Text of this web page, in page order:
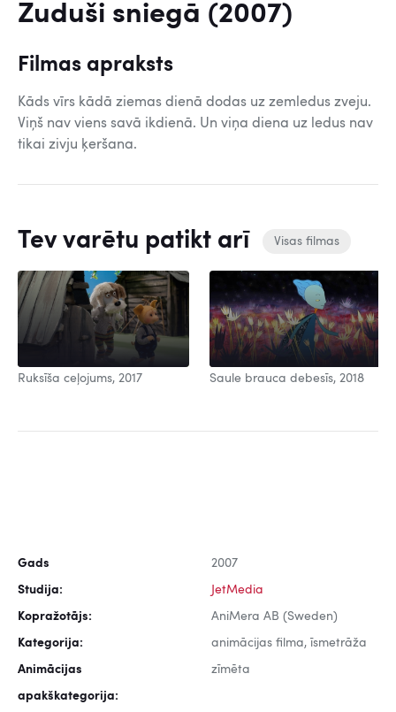
Zuduši sniegā (2007)
Filmas apraksts
Kāds vīrs kādā ziemas dienā dodas uz zemledus zveju.
Viņš nav viens savā ikdienā. Un viņa diena uz ledus nav
tikai zivju ķeršana.
Tev varētu patikt arī Visas filmas
Ruksīša ceļojums, 2017 Saule brauca debesīs, 2018
Gads 2007
Studija: JetMedia
Kopražotājs: AniMera AB (Sweden)
Kategorija: animācijas filma, īsmetrāža
Animācijas
apakškategorija:
zīmēta